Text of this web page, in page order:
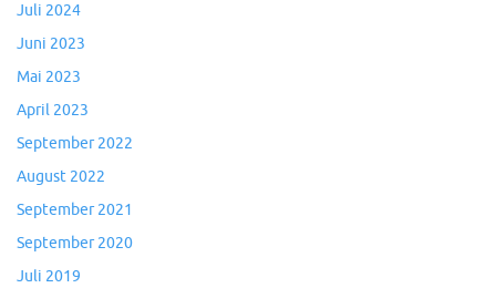
Juli 2024
Juni 2023
Mai 2023
April 2023
September 2022
August 2022
September 2021
September 2020
Juli 2019